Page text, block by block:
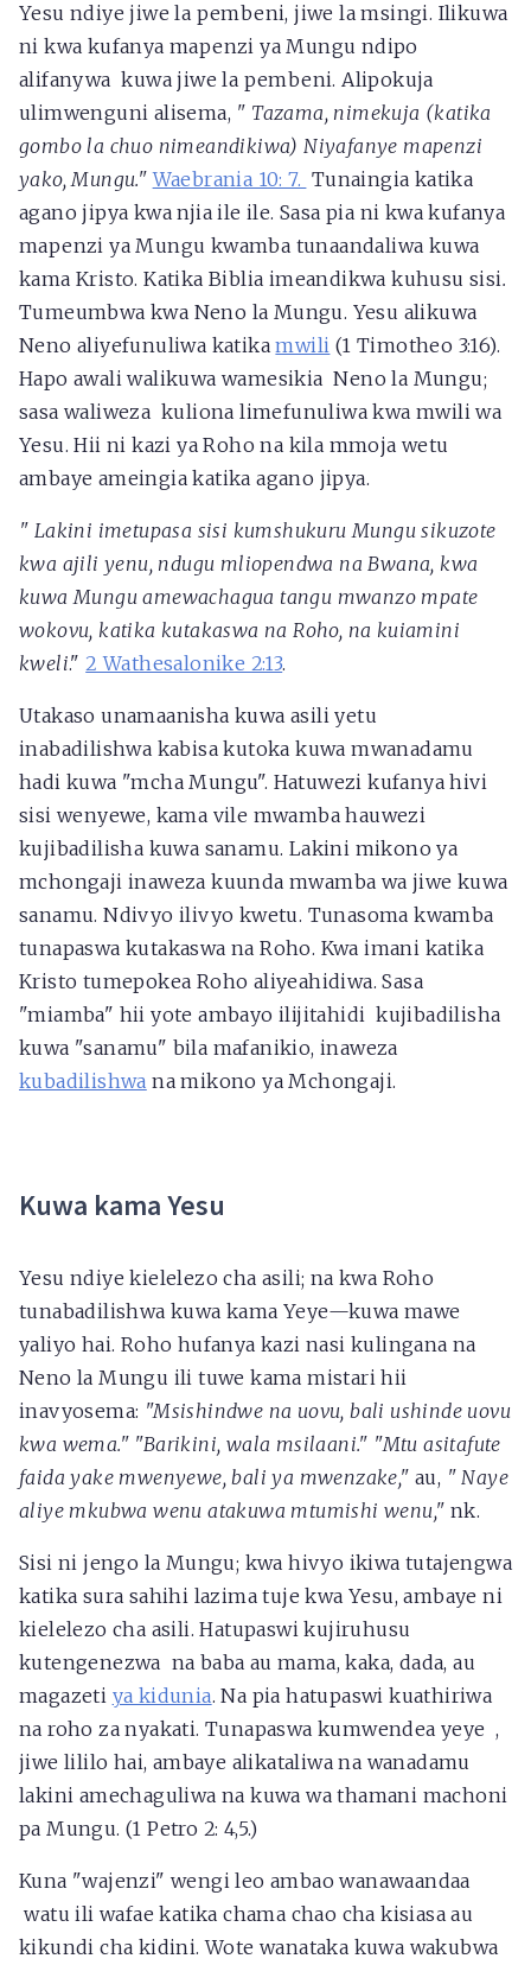
Yesu ndiye jiwe la pembeni, jiwe la msingi. Ilikuwa
ni kwa kufanya mapenzi ya Mungu ndipo
alifanywa kuwa jiwe la pembeni. Alipokuja
ulimwenguni alisema, " Tazama, nimekuja (katika
gombo la chuo nimeandikiwa) Niyafanye mapenzi
yako, Mungu."Waebrania 10: 7. Tunaingia katika
agano jipya kwa njia ile ile. Sasa pia ni kwa kufanya
mapenzi ya Mungu kwamba tunaandaliwa kuwa
kama Kristo. Katika Biblia imeandikwa kuhusu sisi.
Tumeumbwa kwa Neno la Mungu. Yesu alikuwa
Neno aliyefunuliwa katikamwili (1 Timotheo 3:16).
Hapo awali walikuwa wamesikia Neno la Mungu;
sasa waliweza kuliona limefunuliwa kwa mwili wa
Yesu. Hii ni kazi ya Roho na kila mmoja wetu
ambaye ameingia katika agano jipya.
" Lakini imetupasa sisi kumshukuru Mungu sikuzote
kwa ajili yenu, ndugu mliopendwa na Bwana, kwa
kuwa Mungu amewachagua tangu mwanzo mpate
wokovu, katika kutakaswa na Roho, na kuiamini
kweli."2 Wathesalonike 2:13.
Utakaso unamaanisha kuwa asili yetu
inabadilishwa kabisa kutoka kuwa mwanadamu
hadi kuwa "mcha Mungu". Hatuwezi kufanya hivi
sisi wenyewe, kama vile mwamba hauwezi
kujibadilisha kuwa sanamu. Lakini mikono ya
mchongaji inaweza kuunda mwamba wa jiwe kuwa
sanamu. Ndivyo ilivyo kwetu. Tunasoma kwamba
tunapaswa kutakaswa na Roho. Kwa imani katika
Kristo tumepokea Roho aliyeahidiwa. Sasa
"miamba" hii yote ambayo ilijitahidi kujibadilisha
kuwa "sanamu" bila mafanikio, inaweza
kubadilishwa na mikono ya Mchongaji.
Kuwa kama Yesu
Yesu ndiye kielelezo cha asili; na kwa Roho
tunabadilishwa kuwa kama Yeye—kuwa mawe
yaliyo hai. Roho hufanya kazi nasi kulingana na
Neno la Mungu ili tuwe kama mistari hii
inavyosema: "Msishindwe na uovu, bali ushinde uovu
kwa wema." "Barikini, wala msilaani." "Mtu asitafute
faida yake mwenyewe, bali ya mwenzake," au, " Naye
aliye mkubwa wenu atakuwa mtumishi wenu," nk.
Sisi ni jengo la Mungu; kwa hivyo ikiwa tutajengwa
katika sura sahihi lazima tuje kwa Yesu, ambaye ni
kielelezo cha asili. Hatupaswi kujiruhusu
kutengenezwa na baba au mama, kaka, dada, au
magazeti ya kidunia. Na pia hatupaswi kuathiriwa
na roho za nyakati. Tunapaswa kumwendea yeye ,
jiwe lililo hai, ambaye alikataliwa na wanadamu
lakini amechaguliwa na kuwa wa thamani machoni
pa Mungu. (1 Petro 2: 4,5.)
Kuna "wajenzi" wengi leo ambao wanawaandaa
watu ili wafae katika chama chao cha kisiasa au
kikundi cha kidini. Wote wanataka kuwa wakubwa